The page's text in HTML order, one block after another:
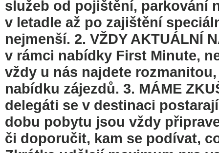
služeb od pojištění, parkování
v letadle až po zajištění
nejmenší. 2. VŽDY AKTUÁLNÍ
v rámci nabídky First Minute,
vždy u nás najdete
nabídku zájezdů. 3. MÁME
delegáti se v destinaci
dobu pobytu jsou vždy
či doporučit, kam se podívat,